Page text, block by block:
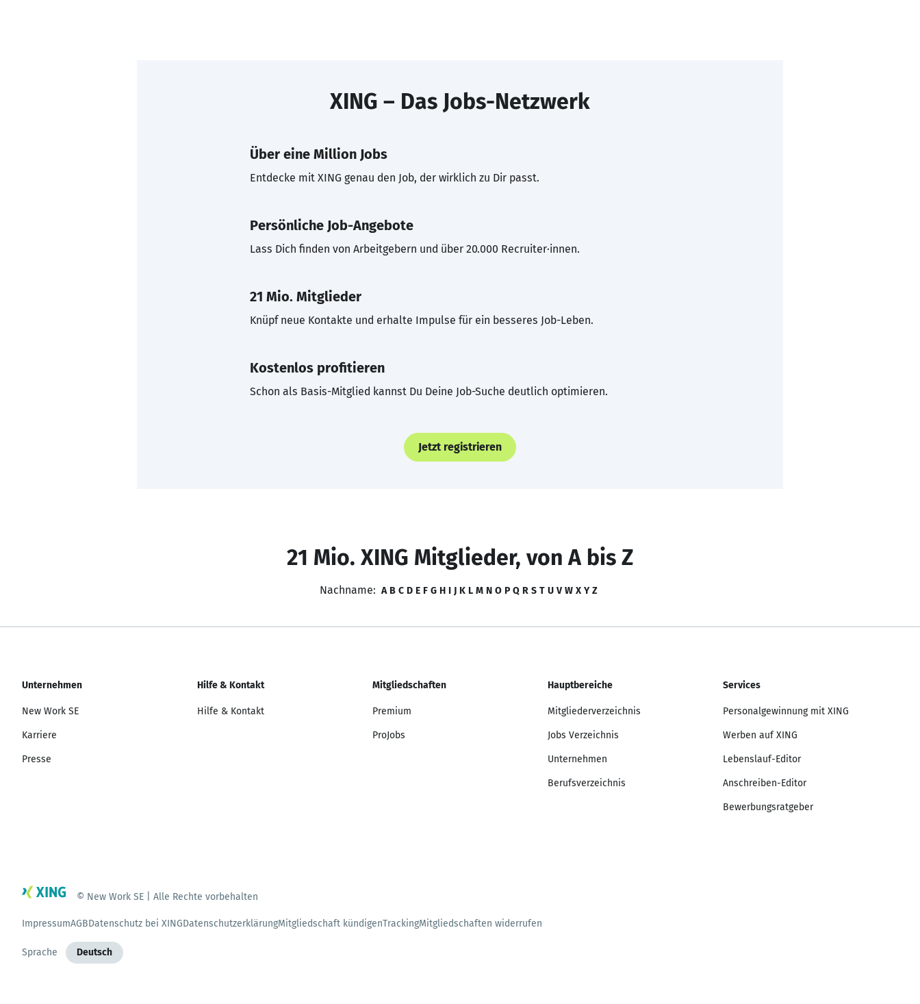
XING – Das Jobs-Netzwerk
Über eine Million Jobs
Entdecke mit XING genau den Job, der wirklich zu Dir passt.
Persönliche Job-Angebote
Lass Dich finden von Arbeitgebern und über 20.000 Recruiter·innen.
21 Mio. Mitglieder
Knüpf neue Kontakte und erhalte Impulse für ein besseres Job-Leben.
Kostenlos profitieren
Schon als Basis-Mitglied kannst Du Deine Job-Suche deutlich optimieren.
Jetzt registrieren
21 Mio. XING Mitglieder, von A bis Z
Nachname: A B C D E F G H I J K L M N O P Q R S T U V W X Y Z
Unternehmen
New Work SE
Karriere
Presse
Hilfe & Kontakt
Hilfe & Kontakt
Mitgliedschaften
Premium
ProJobs
Hauptbereiche
Mitgliederverzeichnis
Jobs Verzeichnis
Unternehmen
Berufsverzeichnis
Services
Personalgewinnung mit XING
Werben auf XING
Lebenslauf-Editor
Anschreiben-Editor
Bewerbungsratgeber
© New Work SE | Alle Rechte vorbehalten
ImpressumAGBDatenschutz bei XINGDatenschutzerklärungMitgliedschaft kündigenTrackingMitgliedschaften widerrufen
Sprache Deutsch